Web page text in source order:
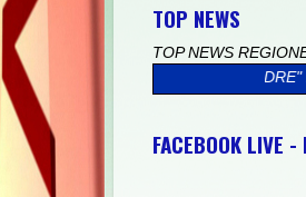
TOP NEWS
TOP NEWS
DI MIO PADRE" 2026, IL PROGRAMMA
FACEBOOK LIVE